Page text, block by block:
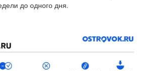
до одного дня.